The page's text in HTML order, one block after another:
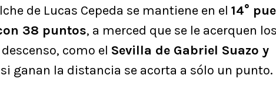
de Lucas Cepeda se mantiene en el 14°
38 puntos, a merced que se le acerquen
como el Sevilla de Gabriel Suazo y
ganan la distancia se acorta a sólo un punto.